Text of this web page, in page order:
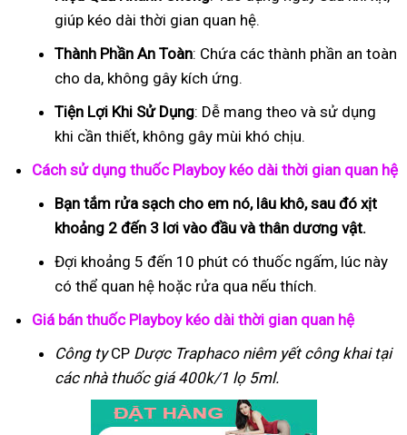
giúp kéo dài thời gian quan hệ.
Thành Phần An Toàn: Chứa các thành phần an toàn
cho da, không gây kích ứng.
Tiện Lợi Khi Sử Dụng: Dễ mang theo và sử dụng
khi cần thiết, không gây mùi khó chịu.
Cách sử dụng thuốc Playboy kéo dài thời gian quan hệ
Bạn tắm rửa sạch cho em nó, lâu khô, sau đó xịt
khoảng 2 đến 3 lơi vào đầu và thân dương vật.
Đợi khoảng 5 đến 10 phút có thuốc ngấm, lúc này
có thể quan hệ hoặc rửa qua nếu thích.
Giá bán thuốc Playboy kéo dài thời gian quan hệ
Công tyCP Dược Traphaconiêm yết công khai tại
các nhà thuốc giá 400k/1 lọ 5ml.